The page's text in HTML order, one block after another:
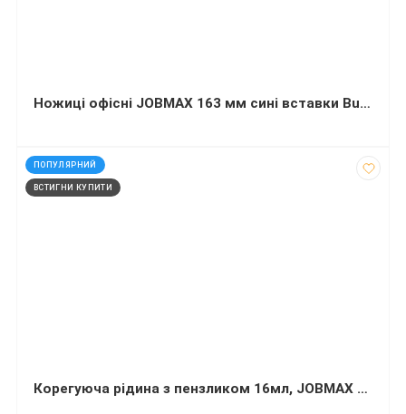
Ножицi офiснi JOBMAX 163 мм сині вставки Buromax
ПОПУЛЯРНИЙ
ВСТИГНИ КУПИТИ
код: 1995
Корегуюча рідина з пензликом 16мл, JOBMAX Buromax (Im)